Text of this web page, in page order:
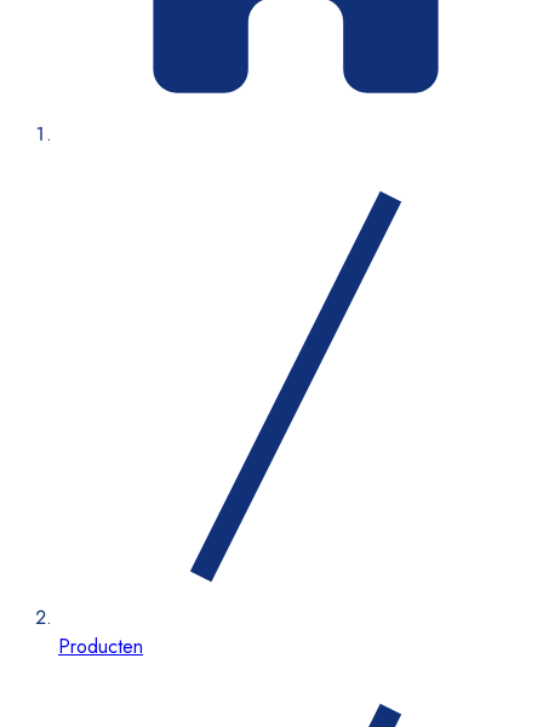
Producten